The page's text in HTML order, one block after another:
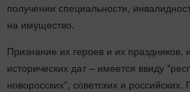
получении специальности,
на имущество.
Признание их героев и их праздников,
исторических дат – имеется ввиду
новоросских", советских и